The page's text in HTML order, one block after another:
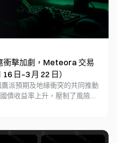
衝擊加劇，Meteora 交易
日–3 月 22 日）
派預期及地緣衝突的共同推動
債收益率上升，壓制了風險資
幅上漲後出現超過 10% 的回
與 ETH ETF 均出現淨流